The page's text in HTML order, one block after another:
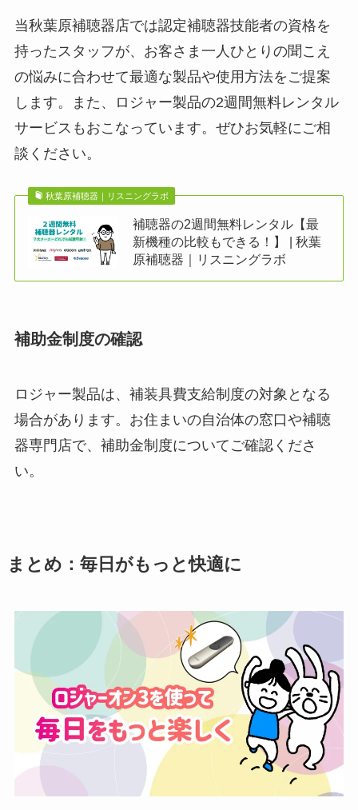
当秋葉原補聴器店では認定補聴器技能者の資格を
持ったスタッフが、お客さま一人ひとりの聞こえ
の悩みに合わせて最適な製品や使用方法をご提案
します。また、ロジャー製品の2週間無料レンタル
サービスもおこなっています。ぜひお気軽にご相
談ください。
秋葉原補聴器｜リスニングラボ
補聴器の2週間無料レンタル【最
新機種の比較もできる！】 | 秋葉
原補聴器｜リスニングラボ
補助金制度の確認
ロジャー製品は、補装具費支給制度の対象となる
場合があります。お住まいの自治体の窓口や補聴
器専門店で、補助金制度についてご確認くださ
い。
まとめ：毎日がもっと快適に